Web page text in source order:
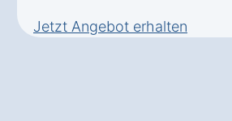
Jetzt Angebot erhalten